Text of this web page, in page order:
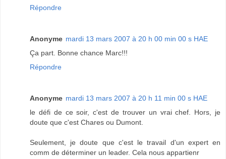
Répondre
Anonyme mardi 13 mars 2007 à 20 h 00 min 00 s HAE
Ça part. Bonne chance Marc!!!
Répondre
Anonyme mardi 13 mars 2007 à 20 h 11 min 00 s HAE
le défi de ce soir, c'est de trouver un vrai chef. Hors, je
doute que c'est Chares ou Dumont.
Seulement, je doute que c'est le travail d'un expert en
comm de déterminer un leader. Cela nous appartienr